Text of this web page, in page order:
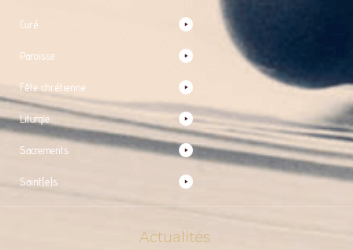
Curé
Paroisse
Fête chrétienne
Liturgie
Sacrements
Saint(e)s
Actualités